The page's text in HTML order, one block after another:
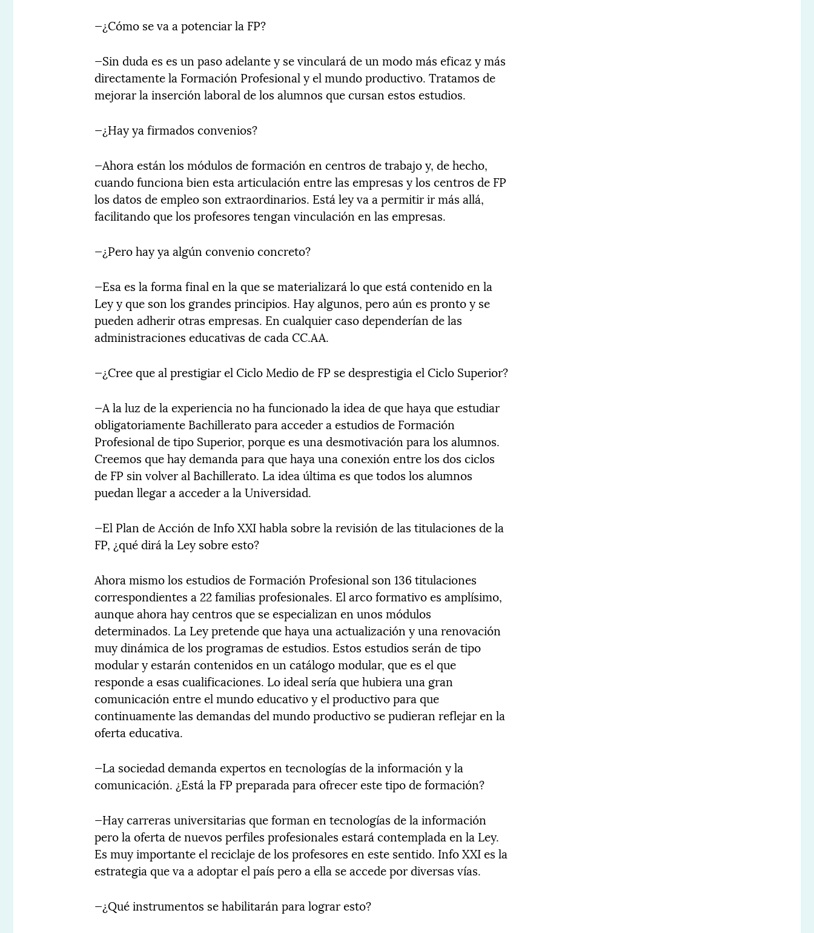
—¿Cómo se va a potenciar la FP?
—Sin duda es es un paso adelante y se vinculará de un modo más eficaz y más
directamente la Formación Profesional y el mundo productivo. Tratamos de
mejorar la inserción laboral de los alumnos que cursan estos estudios.
—¿Hay ya firmados convenios?
—Ahora están los módulos de formación en centros de trabajo y, de hecho,
cuando funciona bien esta articulación entre las empresas y los centros de FP
los datos de empleo son extraordinarios. Está ley va a permitir ir más allá,
facilitando que los profesores tengan vinculación en las empresas.
—¿Pero hay ya algún convenio concreto?
—Esa es la forma final en la que se materializará lo que está contenido en la
Ley y que son los grandes principios. Hay algunos, pero aún es pronto y se
pueden adherir otras empresas. En cualquier caso dependerían de las
administraciones educativas de cada CC.AA.
—¿Cree que al prestigiar el Ciclo Medio de FP se desprestigia el Ciclo Superior?
—A la luz de la experiencia no ha funcionado la idea de que haya que estudiar
obligatoriamente Bachillerato para acceder a estudios de Formación
Profesional de tipo Superior, porque es una desmotivación para los alumnos.
Creemos que hay demanda para que haya una conexión entre los dos ciclos
de FP sin volver al Bachillerato. La idea última es que todos los alumnos
puedan llegar a acceder a la Universidad.
—El Plan de Acción de Info XXI habla sobre la revisión de las titulaciones de la
FP, ¿qué dirá la Ley sobre esto?
Ahora mismo los estudios de Formación Profesional son 136 titulaciones
correspondientes a 22 familias profesionales. El arco formativo es amplísimo,
aunque ahora hay centros que se especializan en unos módulos
determinados. La Ley pretende que haya una actualización y una renovación
muy dinámica de los programas de estudios. Estos estudios serán de tipo
modular y estarán contenidos en un catálogo modular, que es el que
responde a esas cualificaciones. Lo ideal sería que hubiera una gran
comunicación entre el mundo educativo y el productivo para que
continuamente las demandas del mundo productivo se pudieran reflejar en la
oferta educativa.
—La sociedad demanda expertos en tecnologías de la información y la
comunicación. ¿Está la FP preparada para ofrecer este tipo de formación?
—Hay carreras universitarias que forman en tecnologías de la información
pero la oferta de nuevos perfiles profesionales estará contemplada en la Ley.
Es muy importante el reciclaje de los profesores en este sentido. Info XXI es la
estrategia que va a adoptar el país pero a ella se accede por diversas vías.
—¿Qué instrumentos se habilitarán para lograr esto?